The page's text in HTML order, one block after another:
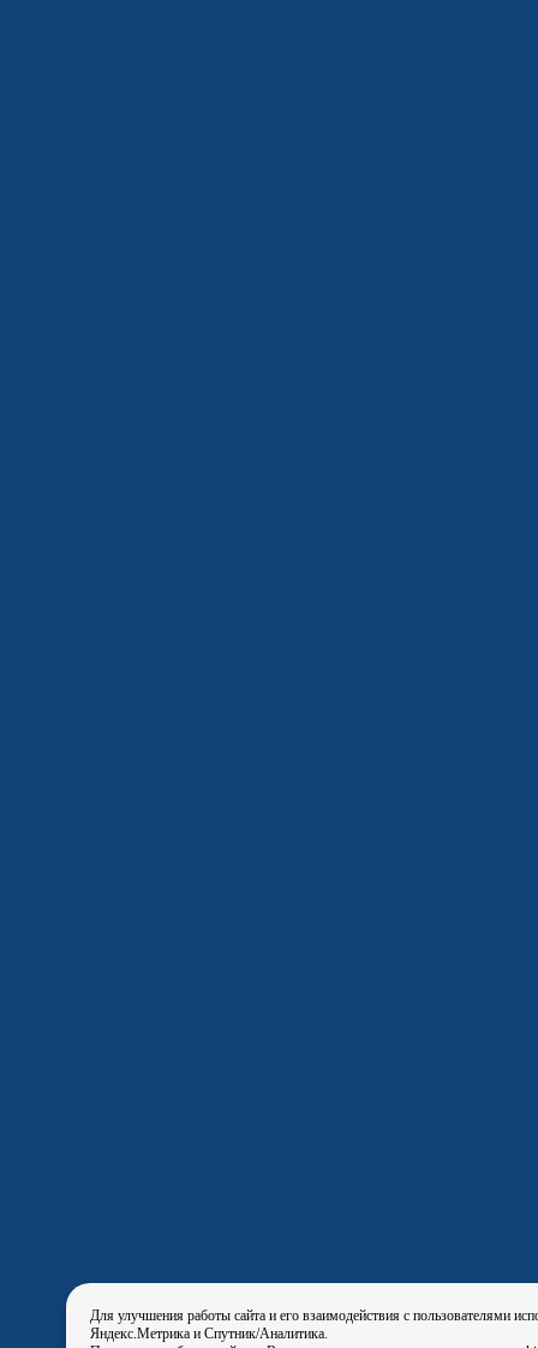
Для улучшения работы сайта и его взаимодействия с пользователями
Яндекс.Метрика и Спутник/Аналитика.